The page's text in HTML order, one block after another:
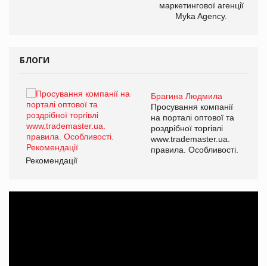
маркетингової агенції
Myka Agency.
БЛОГИ
Брагина Людмила
Просування компанії
на порталі оптової та
роздрібної торгівлі
www.trademaster.ua.
правила. Особливості.
Рекомендації